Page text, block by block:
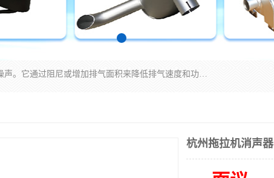
消音器主要用于降低机械设备或枪械等产生的噪声。它通过阻尼或增加排气面积来降低排气速度和功率，从而降低噪声。常见的消音器类型包括阻性消声器、抗性消声器、共振消声器以及阻抗复合式消声器等。这些消音器各有特点，适用于不同频率的噪声消除。
杭州拖拉机消声器